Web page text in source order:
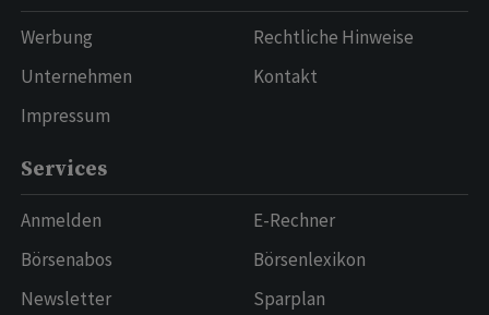
Werbung
Unternehmen
Impressum
Rechtliche Hinweise
Kontakt
Services
Anmelden
Börsenabos
Newsletter
E-Rechner
Börsenlexikon
Sparplan